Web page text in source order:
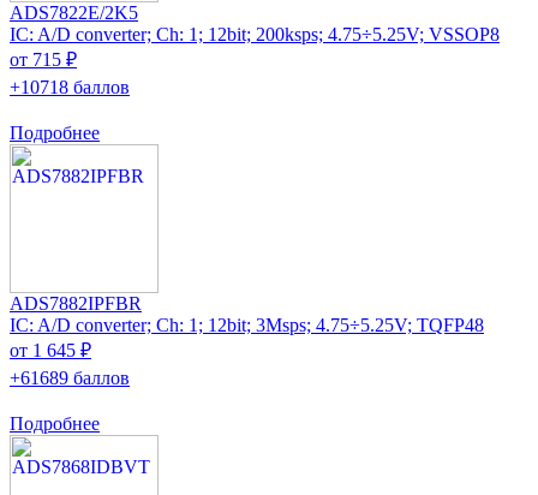
ADS7822E/2K5
IC: A/D converter; Ch: 1; 12bit; 200ksps; 4.75÷5.25V; VSSOP8
от 715 ₽
+10718 баллов
Подробнее
ADS7882IPFBR
IC: A/D converter; Ch: 1; 12bit; 3Msps; 4.75÷5.25V; TQFP48
от 1 645 ₽
+61689 баллов
Подробнее